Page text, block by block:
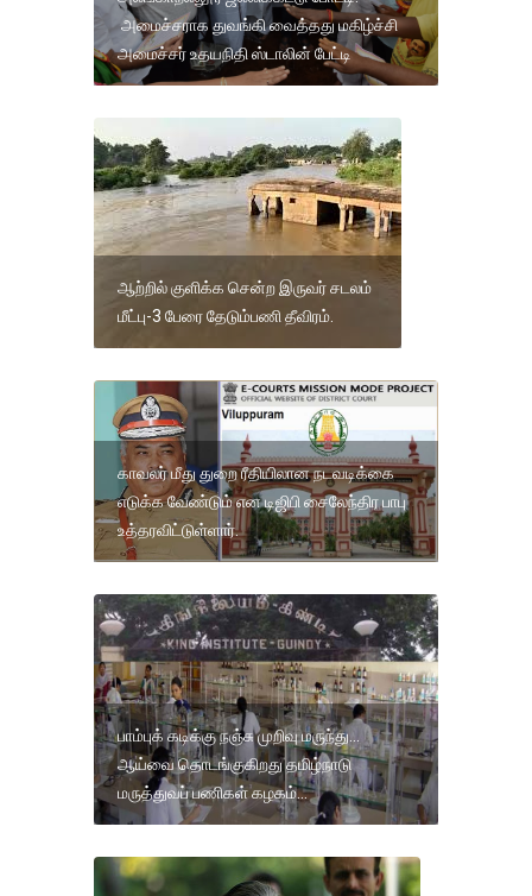
அமைச்சராக துவங்கி வைத்தது மகிழ்ச்சி
அமைச்சர் உதயநிதி ஸ்டாலின் பேட்டி
ஆற்றில் குளிக்க சென்ற இருவர் சடலம்
மீட்பு-3 பேரை தேடும்பணி தீவிரம்.
காவலர் மீது துறை ரீதியிலான நடவடிக்கை
எடுக்க வேண்டும் என டிஜிபி சைலேந்திர பாபு
உத்தரவிட்டுள்ளார்.
பாம்புக் கடிக்கு நஞ்சு முறிவு மருந்து...
ஆய்வை தொடங்குகிறது தமிழ்நாடு
மருத்துவப் பணிகள் கழகம்...